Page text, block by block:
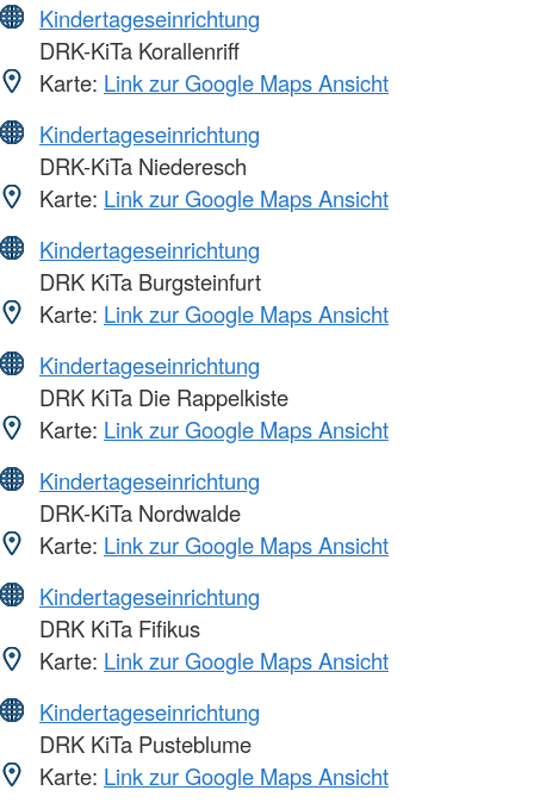
Kindertageseinrichtung
DRK-KiTa Korallenriff
Karte: Link zur Google Maps Ansicht
Kindertageseinrichtung
DRK-KiTa Niederesch
Karte: Link zur Google Maps Ansicht
Kindertageseinrichtung
DRK KiTa Burgsteinfurt
Karte: Link zur Google Maps Ansicht
Kindertageseinrichtung
DRK KiTa Die Rappelkiste
Karte: Link zur Google Maps Ansicht
Kindertageseinrichtung
DRK-KiTa Nordwalde
Karte: Link zur Google Maps Ansicht
Kindertageseinrichtung
DRK KiTa Fifikus
Karte: Link zur Google Maps Ansicht
Kindertageseinrichtung
DRK KiTa Pusteblume
Karte: Link zur Google Maps Ansicht